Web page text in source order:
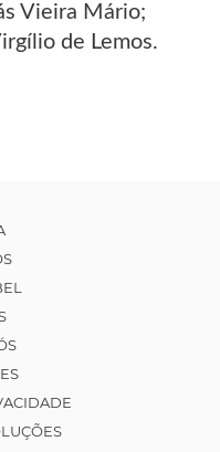
Vieira Mário;
de Lemos.